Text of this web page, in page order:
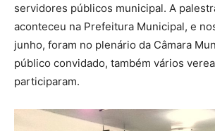
servidores públicos municipal. A
aconteceu na Prefeitura Municipal, e
junho, foram no plenário da Câmara
público convidado, também vários
participaram.